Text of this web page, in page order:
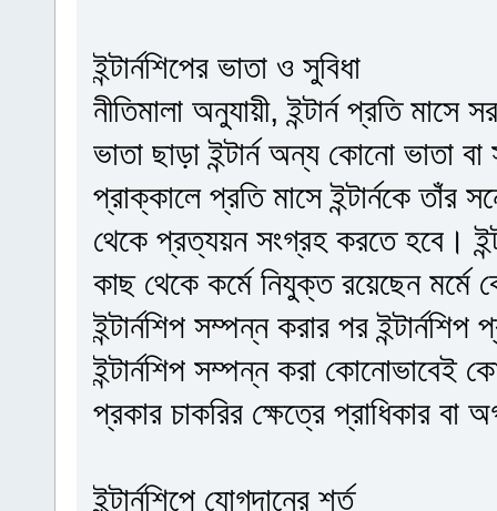
ইন্টার্নশিপের ভাতা ও সুবিধা
নীতিমালা অনুযায়ী, ইন্টার্ন প্রতি মাসে
ভাতা ছাড়া ইন্টার্ন অন্য কোনো ভাতা
প্রাক্কালে প্রতি মাসে ইন্টার্নকে তাঁর
থেকে প্রত্যয়ন সংগ্রহ করতে হবে।
কাছ থেকে কর্মে নিযুক্ত রয়েছেন
ইন্টার্নশিপ সম্পন্ন করার পর
ইন্টার্নশিপ সম্পন্ন করা কোনোভাবেই
প্রকার চাকরির ক্ষেত্রে প্রাধিকার বা
ইন্টার্নশিপে যোগদানের শর্ত